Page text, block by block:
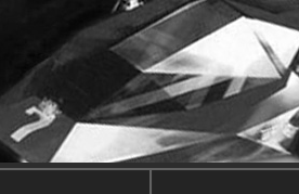
Jeu-V2.phpon line 68
Jeu-V2.phpon line72